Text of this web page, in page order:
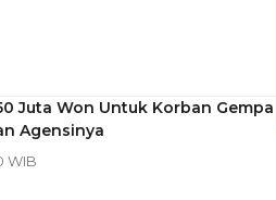
Juta Won Untuk Korban Gempa
Agensinya
WIB